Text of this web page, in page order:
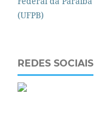
REDES SOCIAIS